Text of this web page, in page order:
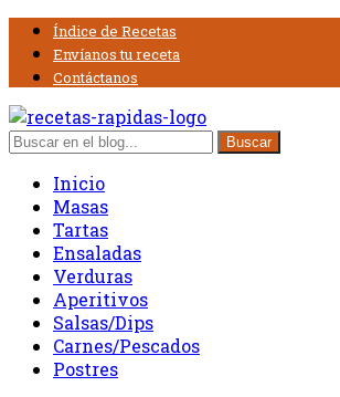
Índice de Recetas
Envíanos tu receta
Contáctanos
Inicio
Masas
Tartas
Ensaladas
Verduras
Aperitivos
Salsas/Dips
Carnes/Pescados
Postres